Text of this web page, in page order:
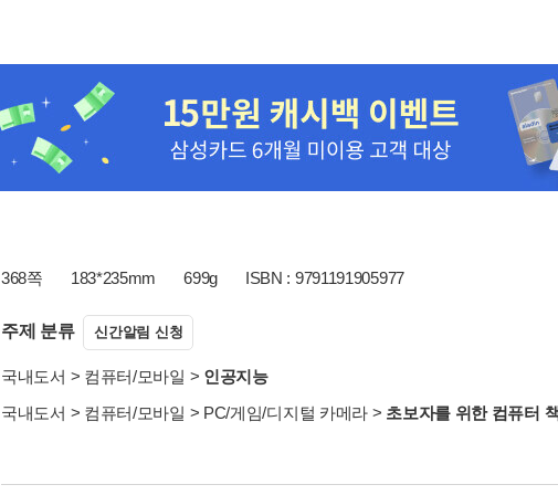
368쪽 183*235mm 699g ISBN : 9791191905977
주제 분류 신간알림 신청
국내도서 > 컴퓨터/모바일 > 인공지능
국내도서 > 컴퓨터/모바일 > PC/게임/디지털 카메라 > 초보자를 위한 컴퓨터